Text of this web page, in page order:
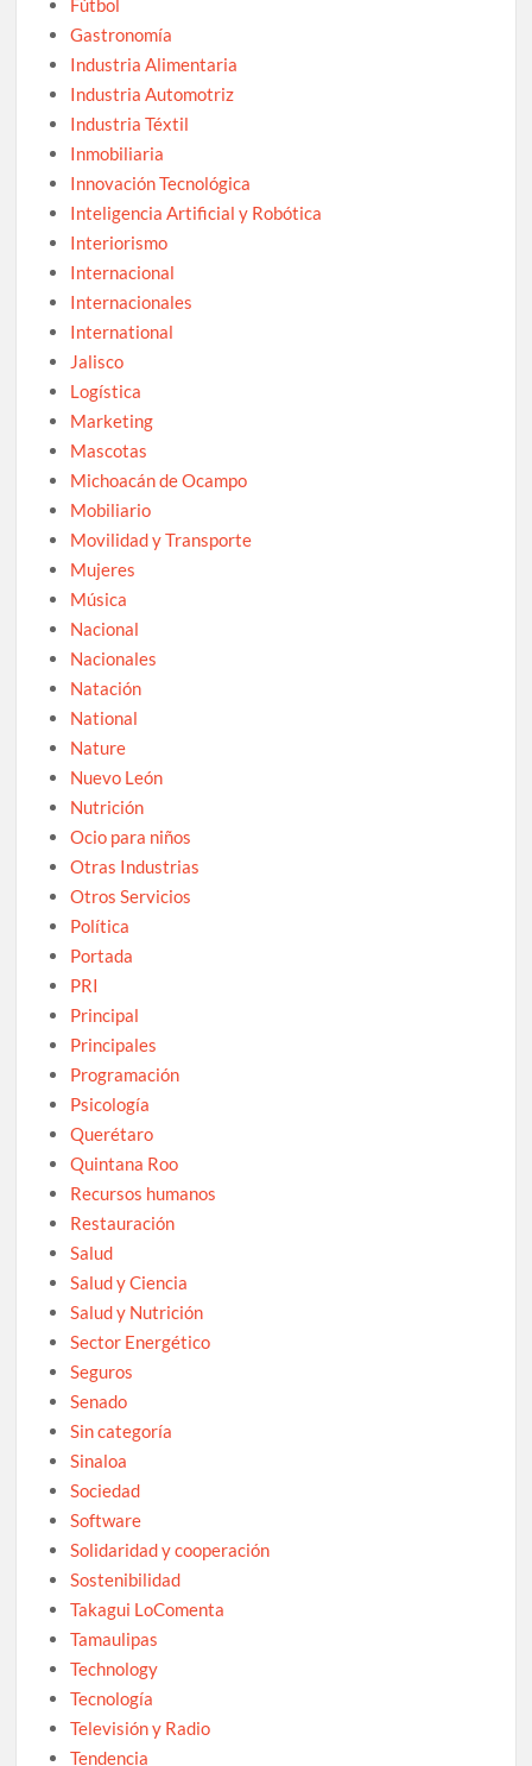
Fútbol
Gastronomía
Industria Alimentaria
Industria Automotriz
Industria Téxtil
Inmobiliaria
Innovación Tecnológica
Inteligencia Artificial y Robótica
Interiorismo
Internacional
Internacionales
International
Jalisco
Logística
Marketing
Mascotas
Michoacán de Ocampo
Mobiliario
Movilidad y Transporte
Mujeres
Música
Nacional
Nacionales
Natación
National
Nature
Nuevo León
Nutrición
Ocio para niños
Otras Industrias
Otros Servicios
Política
Portada
PRI
Principal
Principales
Programación
Psicología
Querétaro
Quintana Roo
Recursos humanos
Restauración
Salud
Salud y Ciencia
Salud y Nutrición
Sector Energético
Seguros
Senado
Sin categoría
Sinaloa
Sociedad
Software
Solidaridad y cooperación
Sostenibilidad
Takagui LoComenta
Tamaulipas
Technology
Tecnología
Televisión y Radio
Tendencia